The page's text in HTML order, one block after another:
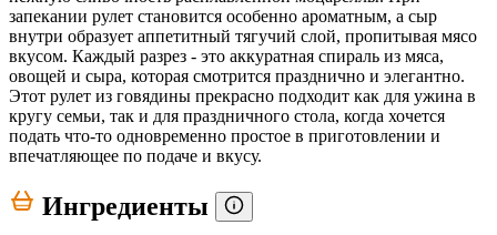
запекании рулет становится особенно ароматным, а сыр
внутри образует аппетитный тягучий слой, пропитывая мясо
вкусом. Каждый разрез - это аккуратная спираль из мяса,
овощей и сыра, которая смотрится празднично и элегантно.
Этот рулет из говядины прекрасно подходит как для ужина в
кругу семьи, так и для праздничного стола, когда хочется
подать что-то одновременно простое в приготовлении и
впечатляющее по подаче и вкусу.
Ингредиенты